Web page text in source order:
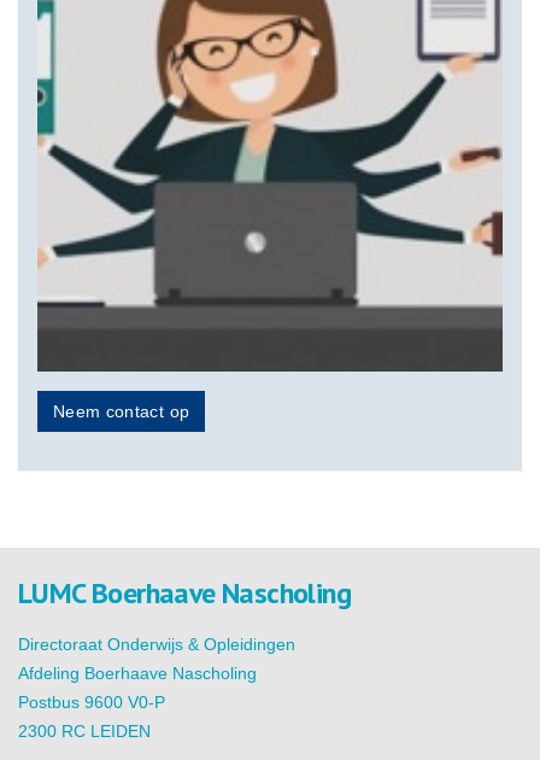
Neem contact op
LUMC Boerhaave Nascholing
Directoraat Onderwijs & Opleidingen
Afdeling Boerhaave Nascholing
Postbus 9600 V0-P
2300 RC LEIDEN